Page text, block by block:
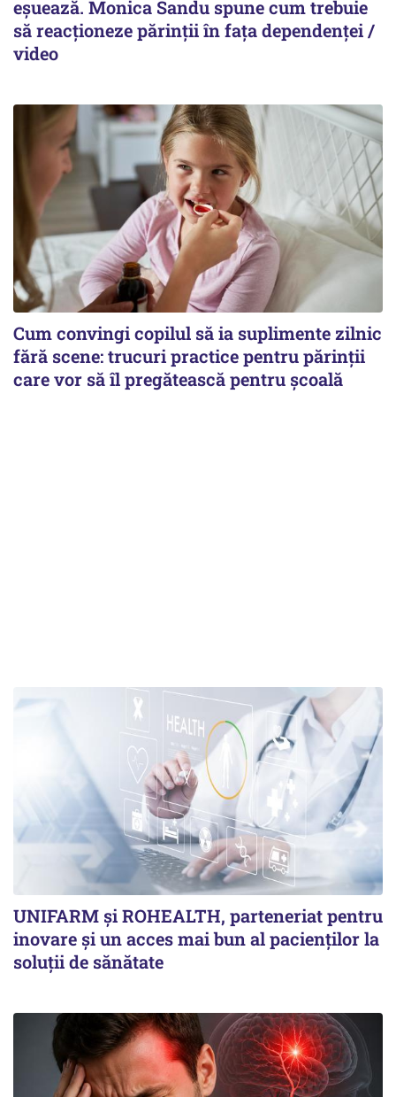
eșuează. Monica Sandu spune cum trebuie
să reacționeze părinții în fața dependenței /
video
Cum convingi copilul să ia suplimente zilnic
fără scene: trucuri practice pentru părinții
care vor să îl pregătească pentru școală
UNIFARM și ROHEALTH, parteneriat pentru
inovare și un acces mai bun al pacienților la
soluții de sănătate